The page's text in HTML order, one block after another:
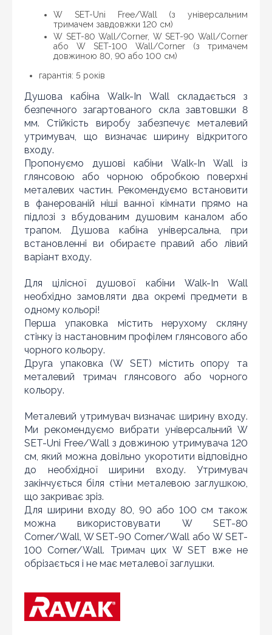
W SET-Uni Free/Wall (з універсальним
тримачем завдовжки 120 см)
W SET-80 Wall/Corner, W SET-90 Wall/Corner
або W SET-100 Wall/Corner (з тримачем
довжиною 80, 90 або 100 см)
гарантія: 5 років
Душова кабіна Walk-In Wall складається з
безпечного загартованого скла завтовшки 8
мм. Стійкість виробу забезпечує металевий
утримувач, що визначає ширину відкритого
входу.
Пропонуємо душові кабіни Walk-In Wall із
глянсовою або чорною обробкою поверхні
металевих частин. Рекомендуємо встановити
в фанерованій ніші ванної кімнати прямо на
підлозі з вбудованим душовим каналом або
трапом. Душова кабіна універсальна, при
встановленні ви обираєте правий або лівий
варіант входу.
Для цілісної душової кабіни Walk-In Wall
необхідно замовляти два окремі предмети в
одному кольорі!
Перша упаковка містить нерухому скляну
стінку із настановним профілем глянсового або
чорного кольору.
Друга упаковка (W SET) містить опору та
металевий тримач глянсового або чорного
кольору.
Металевий утримувач визначає ширину входу.
Ми рекомендуємо вибрати універсальний W
SET-Uni Free/Wall з довжиною утримувача 120
см, який можна довільно укоротити відповідно
до необхідної ширини входу. Утримувач
закінчується біля стіни металевою заглушкою,
що закриває зріз.
Для ширини входу 80, 90 або 100 см також
можна використовувати W SET-80
Corner/Wall, W SET-90 Corner/Wall або W SET-
100 Corner/Wall. Тримач цих W SET вже не
обрізається і не має металевої заглушки.
дешевше ніж у нас ... дайте нам знати, і ми будемо
раді запропонувати вигіднішу для Вас ціну (за умови,
що товар даної моделі повинен бути у конкурента в
наявності і ціна на даний товар в іншому інтернет-
магазині актуальна і діюча)
Оновити капчу